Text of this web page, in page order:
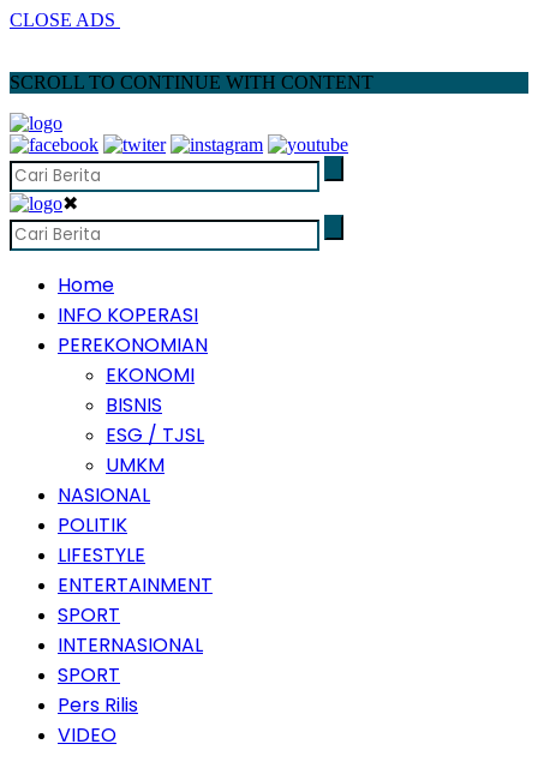
CLOSE ADS
SCROLL TO CONTINUE WITH CONTENT
✖
Home
INFO KOPERASI
PEREKONOMIAN
EKONOMI
BISNIS
ESG / TJSL
UMKM
NASIONAL
POLITIK
LIFESTYLE
ENTERTAINMENT
SPORT
INTERNASIONAL
SPORT
Pers Rilis
VIDEO